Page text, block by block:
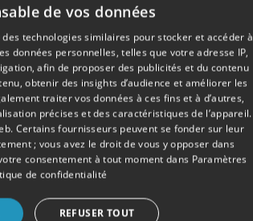
dégradée ? "Nos
ouvriers sont en
vacances"
de vos données
technologies similaires pour stocker et accéder à
données personnelles, telles que votre adresse IP,
afin de proposer des publicités et du contenu
obtenir des insights d’audience et améliorer les
traiter vos données à ces fins et à d’autres,
précises et des caractéristiques de l’appareil.
Certains fournisseurs peuvent se fonder sur leur
; vous avez le droit de vous y opposer dans
consentement à tout moment dans Paramètres
de confidentialité
REFUSER TOUT